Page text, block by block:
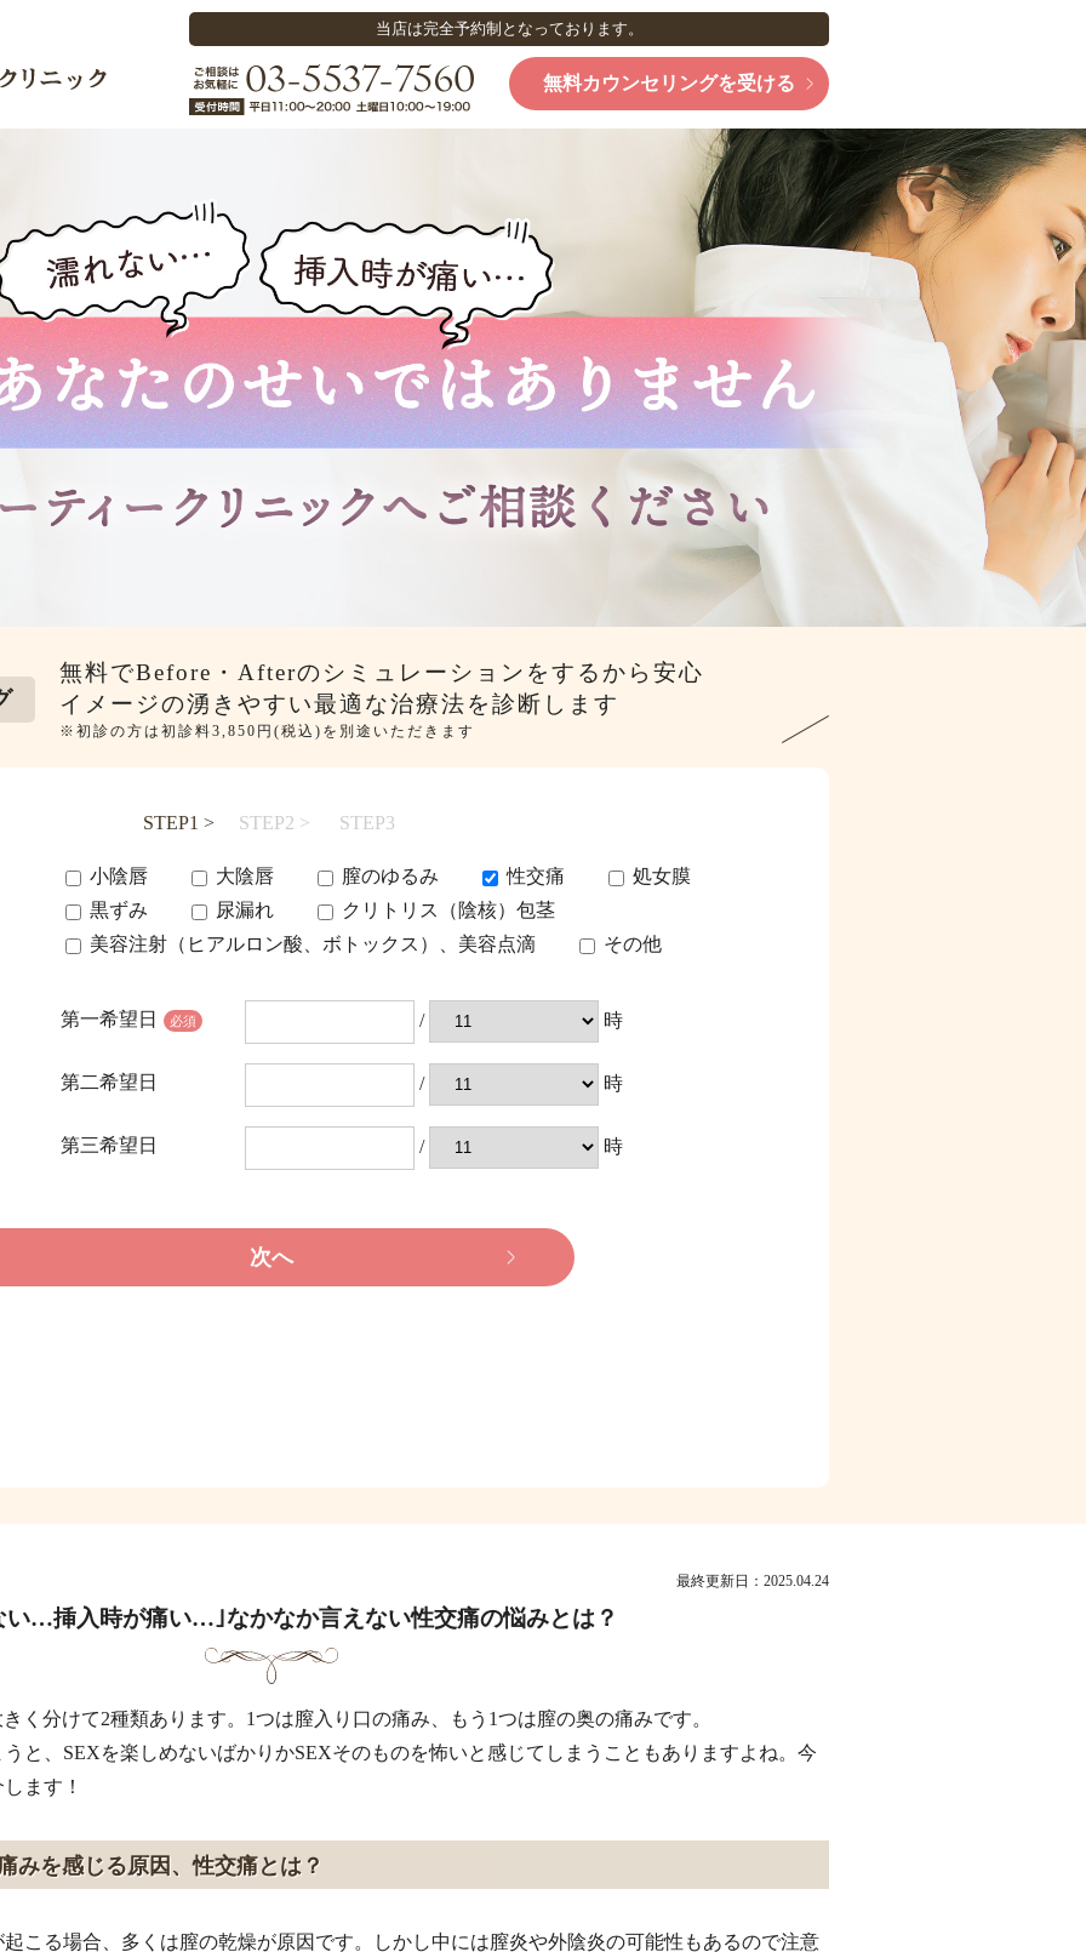
当店は完全予約制となっております。
無料カウンセリングを受ける
無料でBefore・Afterのシミュレーションをするから安心
イメージの湧きやすい最適な治療法を診断します
※初診の方は初診料3,850円(税込)を別途いただきます
STEP1 > STEP2 > STEP3
小陰唇 大陰唇 膣のゆるみ 性交痛
処女膜
黒ずみ
尿漏れ
クリトリス（陰核）包茎
美容注射（ヒアルロン酸、ボトックス）、美容点滴
その他
第一希望日 必須 / 時
第二希望日 / 時
第三希望日 / 時
次へ
最終更新日： 2025.04.24
い…挿入時が痛い…｣なかなか言えない性交痛の悩みとは？
く分けて2種類あります。1つは膣入り口の痛み、もう1つは膣の奥の痛みです。
と、SEXを楽しめないばかりかSEXそのものを怖いと感じてしまうこともありますよね。今
ます！
みを感じる原因、性交痛とは？
こる場合、多くは膣の乾燥が原因です。しかし中には膣炎や外陰炎の可能性もあるので注意